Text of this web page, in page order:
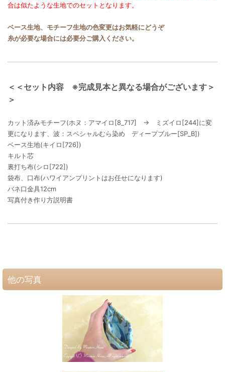
合は似たような生地でのセットとなります。
ベース生地、モチーフ生地の色変更はお気軽にどうぞ
糸が必要な場合には必要分ご購入ください。
＜＜セット内容 ※完成見本と異なる場合がございます＞
＞
カット済みモチーフ(ホヌ：アマイロ[8_717] → ミズイロ[244]に変
更になります、波：スペシャルむら染め ディープブルー[SP_B])
ベース生地(キイロ[726])
キルト芯
裏打ち布(シロ[722])
袋布、口布(ハワイアンプリントはお任せになります)
バネ口金具12cm
写真付き作り方説明書
他の写真